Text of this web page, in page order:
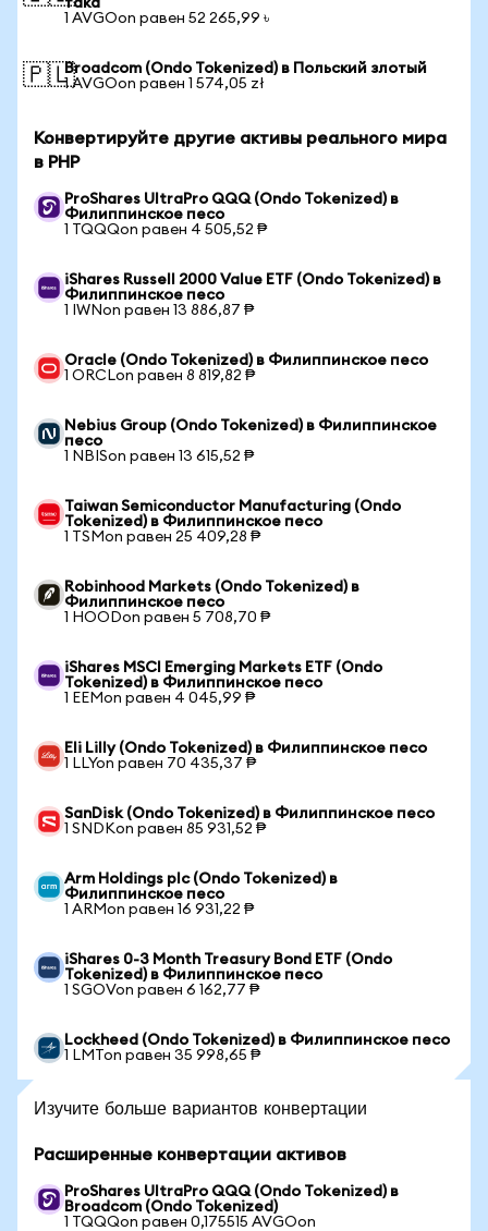
така
1 AVGOon равен 52 265,99 ৳
🇵🇱Broadcom (Ondo Tokenized) в Польский злотый
1 AVGOon равен 1 574,05 zł
Конвертируйте другие активы реального мира
в PHP
ProShares UltraPro QQQ (Ondo Tokenized) в
Филиппинское песо
1 TQQQon равен 4 505,52 ₱
iShares Russell 2000 Value ETF (Ondo Tokenized) в
Филиппинское песо
1 IWNon равен 13 886,87 ₱
Oracle (Ondo Tokenized) в Филиппинское песо
1 ORCLon равен 8 819,82 ₱
Nebius Group (Ondo Tokenized) в Филиппинское
песо
1 NBISon равен 13 615,52 ₱
Taiwan Semiconductor Manufacturing (Ondo
Tokenized) в Филиппинское песо
1 TSMon равен 25 409,28 ₱
Robinhood Markets (Ondo Tokenized) в
Филиппинское песо
1 HOODon равен 5 708,70 ₱
iShares MSCI Emerging Markets ETF (Ondo
Tokenized) в Филиппинское песо
1 EEMon равен 4 045,99 ₱
Eli Lilly (Ondo Tokenized) в Филиппинское песо
1 LLYon равен 70 435,37 ₱
SanDisk (Ondo Tokenized) в Филиппинское песо
1 SNDKon равен 85 931,52 ₱
Arm Holdings plc (Ondo Tokenized) в
Филиппинское песо
1 ARMon равен 16 931,22 ₱
iShares 0-3 Month Treasury Bond ETF (Ondo
Tokenized) в Филиппинское песо
1 SGOVon равен 6 162,77 ₱
Lockheed (Ondo Tokenized) в Филиппинское песо
1 LMTon равен 35 998,65 ₱
Изучите больше вариантов конвертации
Расширенные конвертации активов
ProShares UltraPro QQQ (Ondo Tokenized) в
Broadcom (Ondo Tokenized)
1 TQQQon равен 0,175515 AVGOon